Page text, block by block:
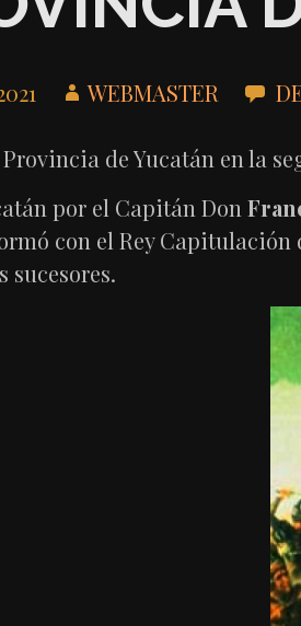
WEBMASTER
de Yucatán en la
por el Capitán Don
con el Rey
sucesores.